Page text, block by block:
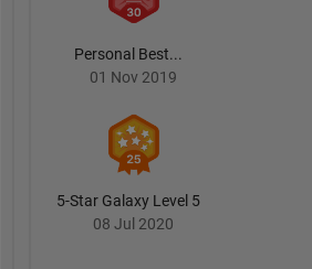
Personal Best...
01 Nov 2019
5-Star Galaxy Level 5
08 Jul 2020